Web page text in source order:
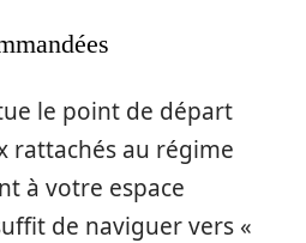
le point de départ
rattachés au régime
à votre espace
de naviguer vers «